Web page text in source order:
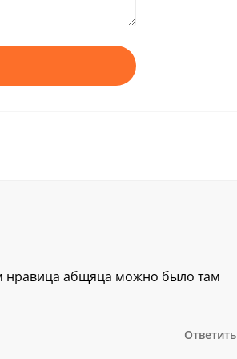
нравица абщяца можно было там
Ответить